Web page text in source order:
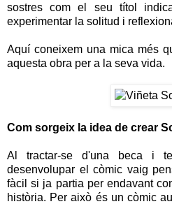
sostres com el seu títol
experimentar la solitud i
Aquí coneixem una mica més
aquesta obra per a la seva vida.
Com sorgeix la idea de crear
Al tractar-se d'una beca i
desenvolupar el còmic vaig
fàcil si ja partia per endavant
història. Per això és un còmic